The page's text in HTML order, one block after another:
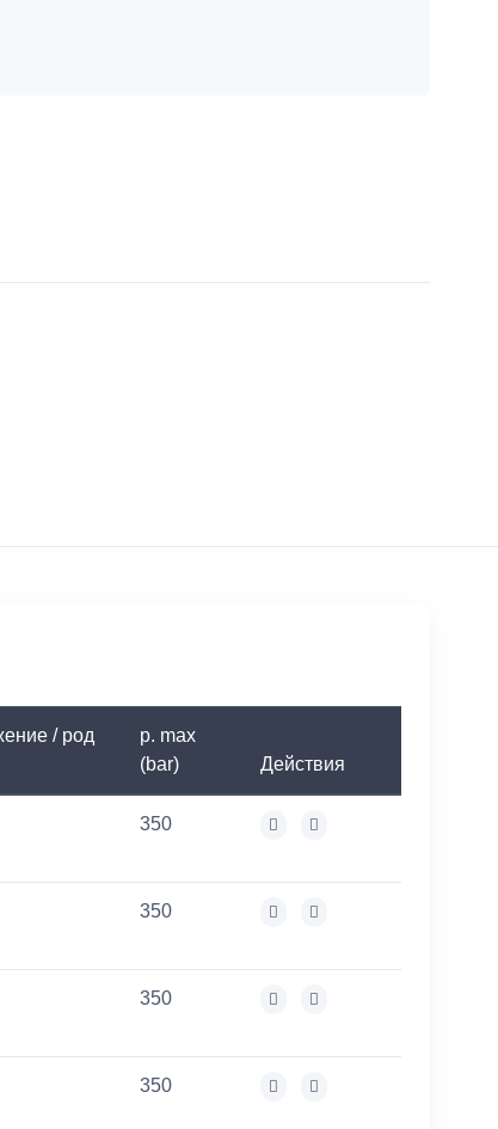
/ род
p. max
(bar)
Действия
350
350
350
350